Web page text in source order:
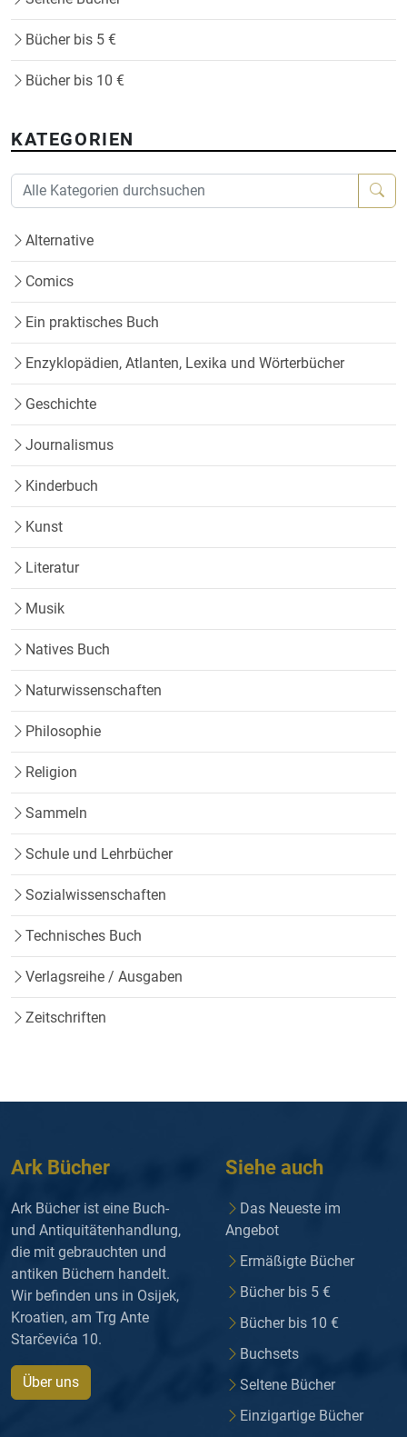
Bücher bis 5 €
Bücher bis 10 €
KATEGORIEN
Alternative
Comics
Ein praktisches Buch
Enzyklopädien, Atlanten, Lexika und Wörterbücher
Geschichte
Journalismus
Kinderbuch
Kunst
Literatur
Musik
Natives Buch
Naturwissenschaften
Philosophie
Religion
Sammeln
Schule und Lehrbücher
Sozialwissenschaften
Technisches Buch
Verlagsreihe / Ausgaben
Zeitschriften
Ark Bücher
Ark Bücher ist eine Buch-
und Antiquitätenhandlung,
die mit gebrauchten und
antiken Büchern handelt.
Wir befinden uns in Osijek,
Kroatien, am Trg Ante
Starčevića 10.
Über uns
Siehe auch
Das Neueste im
Angebot
Ermäßigte Bücher
Bücher bis 5 €
Bücher bis 10 €
Buchsets
Seltene Bücher
Einzigartige Bücher